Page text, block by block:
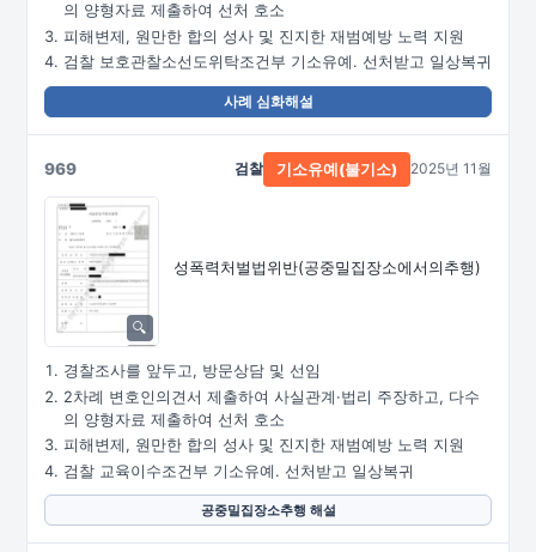
의 양형자료 제출하여 선처 호소
피해변제, 원만한 합의 성사 및 진지한 재범예방 노력 지원
검찰 보호관찰소선도위탁조건부 기소유예. 선처받고 일상복귀
사례 심화해설
969
성폭력처벌법위반(공중밀집장소에서의추행)
검찰 기소유예(불기소) 2025년 11월
경찰조사를 앞두고, 방문상담 및 선임
2차례 변호인의견서 제출하여 사실관계·법리 주장하고, 다수
의 양형자료 제출하여 선처 호소
피해변제, 원만한 합의 성사 및 진지한 재범예방 노력 지원
검찰 교육이수조건부 기소유예. 선처받고 일상복귀
공중밀집장소추행 해설